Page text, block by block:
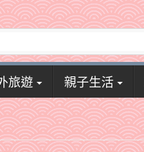
旅遊 親子生活